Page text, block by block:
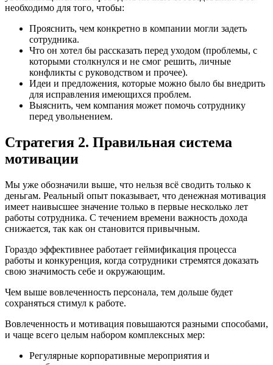
необходимо для того, чтобы:
Прояснить, чем конкретно в компании могли задеть
сотрудника.
Что он хотел бы рассказать перед уходом (проблемы, с
которыми столкнулся и не смог решить, личные
конфликты с руководством и прочее).
Идеи и предложения, которые можно было бы внедрить
для исправления имеющихся проблем.
Выяснить, чем компания может помочь сотруднику
перед увольнением.
Стратегия 2. Правильная система
мотивации
Мы уже обозначили выше, что нельзя всё сводить только к
деньгам. Реальный опыт показывает, что денежная мотивация
имеет наивысшее значение только в первые несколько лет
работы сотрудника. С течением времени важность дохода
снижается, так как он становится привычным.
Гораздо эффективнее работает геймификация процесса
работы и конкуренция, когда сотрудники стремятся доказать
свою значимость себе и окружающим.
Чем выше вовлеченность персонала, тем дольше будет
сохраняться стимул к работе.
Вовлеченность и мотивация повышаются разными способами,
и чаще всего целым набором комплексных мер:
Регулярные корпоративные мероприятия и